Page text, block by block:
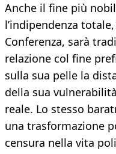
Anche il fine più
l’indipendenza
Conferenza, sarà
relazione col fine
sulla sua pelle la
della sua
reale. Lo stesso
una trasformazione
censura nella vita